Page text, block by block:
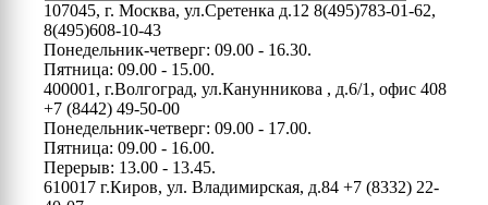
107045, г. Москва, ул.Сретенка д.12 8(495)783-01-62,
8(495)608-10-43
Понедельник-четверг: 09.00 - 16.30.
Пятница: 09.00 - 15.00.
400001, г.Волгоград, ул.Канунникова , д.6/1, офис 408
+7 (8442) 49-50-00
Понедельник-четверг: 09.00 - 17.00.
Пятница: 09.00 - 16.00.
Перерыв: 13.00 - 13.45.
610017 г.Киров, ул. Владимирская, д.84 +7 (8332) 22-